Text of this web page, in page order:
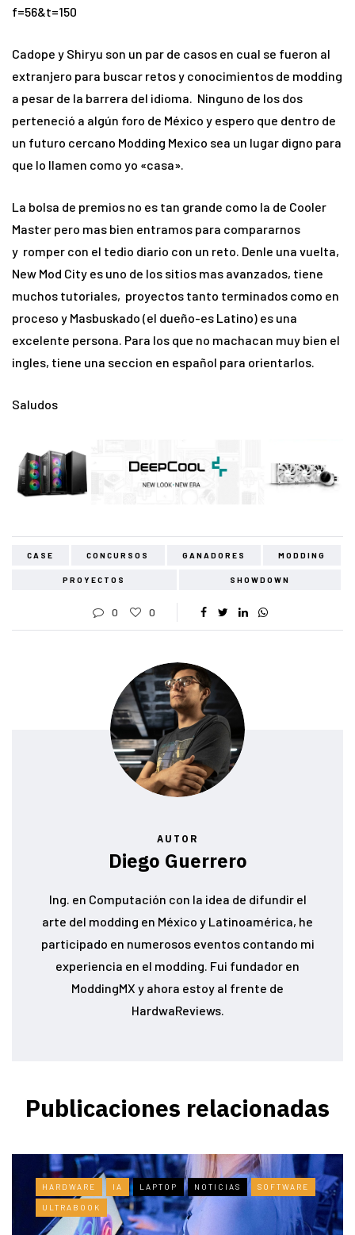
f=56&t=150
Cadope y Shiryu son un par de casos en cual se fueron al
extranjero para buscar retos y conocimientos de modding
a pesar de la barrera del idioma. Ninguno de los dos
perteneció a algún foro de México y espero que dentro de
un futuro cercano Modding Mexico sea un lugar digno para
que lo llamen como yo «casa».
La bolsa de premios no es tan grande como la de Cooler
Master pero mas bien entramos para compararnos
y romper con el tedio diario con un reto. Denle una vuelta,
New Mod City es uno de los sitios mas avanzados, tiene
muchos tutoriales, proyectos tanto terminados como en
proceso y Masbuskado (el dueño-es Latino) es una
excelente persona. Para los que no machacan muy bien el
ingles, tiene una seccion en español para orientarlos.
Saludos
CASE CONCURSOS GANADORES MODDING
PROYECTOS SHOWDOWN
0 0
AUTOR
Diego Guerrero
Ing. en Computación con la idea de difundir el
arte del modding en México y Latinoamérica, he
participado en numerosos eventos contando mi
experiencia en el modding. Fui fundador en
ModdingMX y ahora estoy al frente de
HardwaReviews.
Publicaciones relacionadas
HARDWARE IA LAPTOP NOTICIAS SOFTWARE
ULTRABOOK